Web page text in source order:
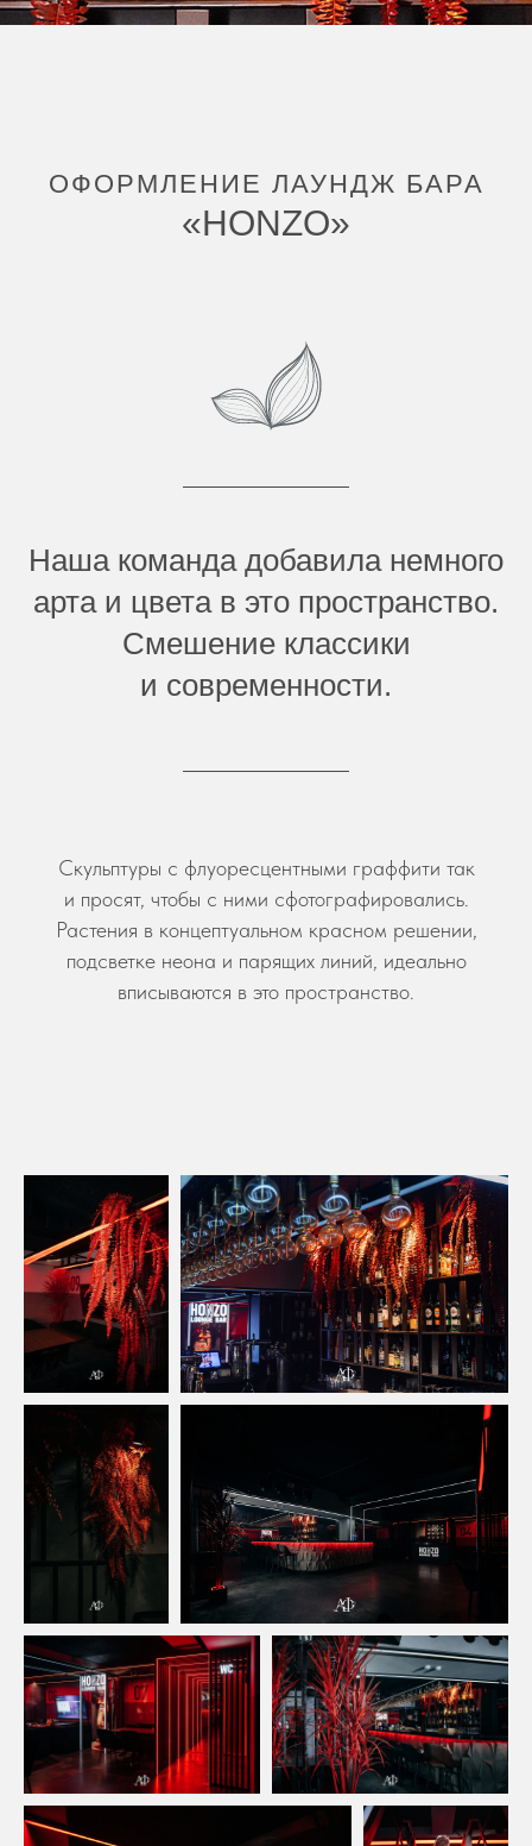
ОФОРМЛЕНИЕ ЛАУНДЖ БАРА
«HONZO»
Наша команда добавила немного
арта и цвета в это пространство.
Смешение классики
и современности.
Скульптуры с флуоресцентными граффити так
и просят, чтобы с ними сфотографировались.
Растения в концептуальном красном решении,
подсветке неона и парящих линий, идеально
вписываются в это пространство.